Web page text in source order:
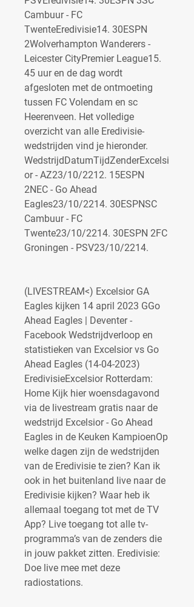
Cambuur - FC
TwenteEredivisie14. 30ESPN
2Wolverhampton Wanderers -
Leicester CityPremier League15.
45 uur en de dag wordt
afgesloten met de ontmoeting
tussen FC Volendam en sc
Heerenveen. Het volledige
overzicht van alle Eredivisie-
wedstrijden vind je hieronder.
WedstrijdDatumTijdZenderExcelsi
or - AZ23/10/2212. 15ESPN
2NEC - Go Ahead
Eagles23/10/2214. 30ESPNSC
Cambuur - FC
Twente23/10/2214. 30ESPN 2FC
Groningen - PSV23/10/2214.
(LIVESTREAM<) Excelsior GA
Eagles kijken 14 april 2023 GGo
Ahead Eagles | Deventer -
Facebook Wedstrijdverloop en
statistieken van Excelsior vs Go
Ahead Eagles (14-04-2023)
EredivisieExcelsior Rotterdam:
Home Kijk hier woensdagavond
via de livestream gratis naar de
wedstrijd Excelsior - Go Ahead
Eagles in de Keuken KampioenOp
welke dagen zijn de wedstrijden
van de Eredivisie te zien? Kan ik
ook in het buitenland live naar de
Eredivisie kijken? Waar heb ik
allemaal toegang tot met de TV
App? Live toegang tot alle tv-
programma’s van de zenders die
in jouw pakket zitten. Eredivisie:
Doe live mee met deze
radiostations.